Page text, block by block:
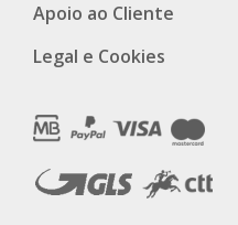
Apoio ao Cliente
Legal e Cookies